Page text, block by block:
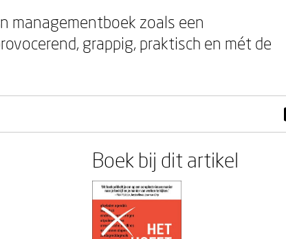
managementboek zoals een
grappig, praktisch en mét de
Boek bij dit artikel